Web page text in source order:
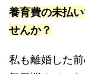
養育費の未払
せんか？
私も離婚した